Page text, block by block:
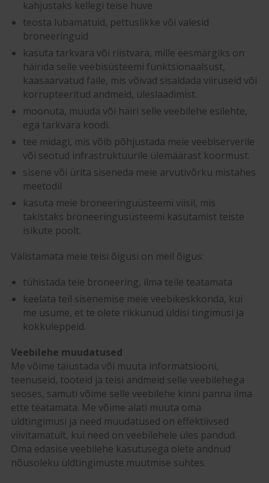
kahjustaks kellegi teise huve
teosta lubamatuid, pettuslikke või valesid
broneeringuid
kasuta tarkvara või riistvara, mille eesmärgiks on
häirida selle veebisüsteemi funktsionaalsust,
kaasaarvatud faile, mis võivad sisaldada viiruseid või
korrupteeritud andmeid, üleslaadimist.
moonuta, muuda või häiri selle veebilehe esilehte,
ega tarkvara koodi.
tee midagi, mis võib põhjustada meie veebiserverile
või seotud infrastruktuurile ülemäärast koormust.
sisene või ürita siseneda meie arvutivõrku mistahes
meetodil
kasuta meie broneeringuüsteemi viisil, mis
takistaks broneeringusüsteemi kasutamist teiste
isikute poolt.
Välistamata meie teisi õigusi on meil õigus:
tühistada teie broneering, ilma teile teatamata
keelata teil sisenemise meie veebikeskkonda, kui
me usume, et te olete rikkunud üldisi tingimusi ja
kokkuleppeid.
Veebilehe muudatused
Me võime täiustada või muuta informatsiooni,
teenuseid, tooteid ja teisi andmeid selle veebilehega
seoses, samuti võime selle veebilehe kinni panna ilma
ette teatamata. Me võime alati muuta oma
üldtingimusi ja need muudatused on effektiivsed
viivitamatult, kui need on veebilehele üles pandud.
Oma edasise veebilehe kasutusega olete andnud
nõusoleku üldtingimuste muutmise suhtes.